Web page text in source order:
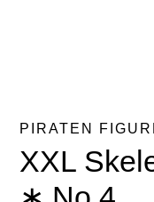
PIRATEN
XXL